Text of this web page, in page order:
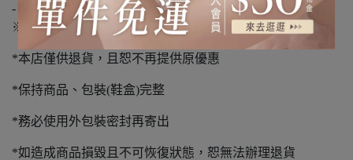
-
※退貨須知※
*本店僅供退貨，且恕不再提供原優惠
*保持商品、包裝(鞋盒)完整
*務必使用外包裝密封再寄出
*如造成商品損毀且不可恢復狀態，恕無法辦理退貨